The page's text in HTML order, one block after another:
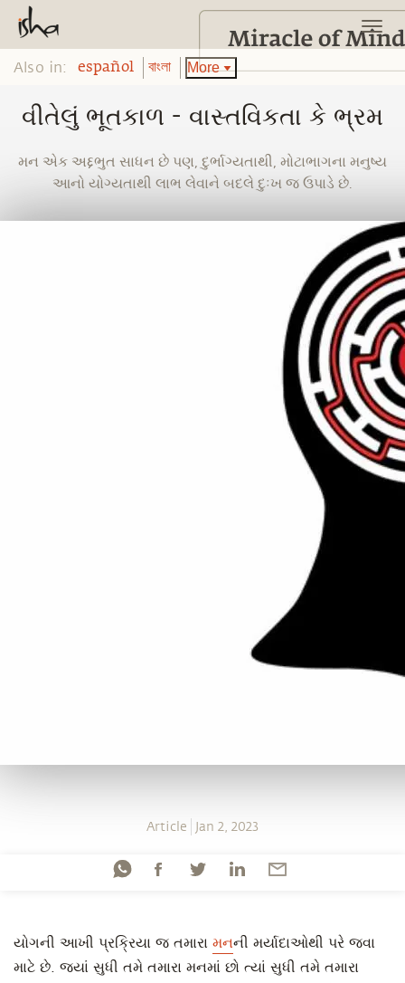
Also in: español বাংলা More
વીતેલું ભૂતકાળ - વાસ્તવિકતા કે ભ્રમ
મન એક અદ્દભુત સાધન છે પણ, દુર્ભાગ્યતાથી, મોટાભાગના મનુષ્ય
આનો યોગ્યતાથી લાભ લેવાને બદલે દુઃખ જ ઉપાડે છે.
Article Jan 2, 2023
યોગની આખી પ્રક્રિયા જ તમારા મનની મર્યાદાઓથી પરે જવા
માટે છે. જ્યાં સુધી તમે તમારા મનમાં છો ત્યાં સુધી તમે તમારા